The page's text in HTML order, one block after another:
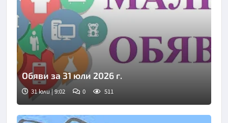
Обяви за 31 юли 2026 г.
31 юли | 9:02 0 511